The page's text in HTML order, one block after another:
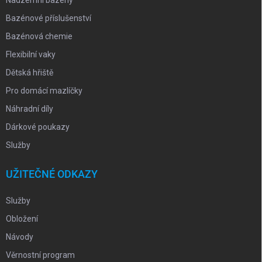
Bazénové příslušenství
Bazénová chemie
Flexibilní vaky
Dětská hřiště
Pro domácí mazlíčky
Náhradní díly
Dárkové poukazy
Služby
UŽITEČNÉ ODKAZY
Služby
Obložení
Návody
Věrnostní program